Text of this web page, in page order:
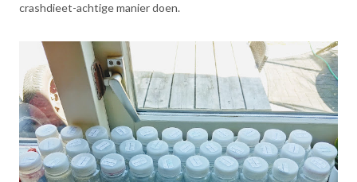
crashdieet-achtige manier doen.